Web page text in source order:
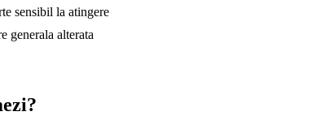
sensibil la atingere
generala alterata